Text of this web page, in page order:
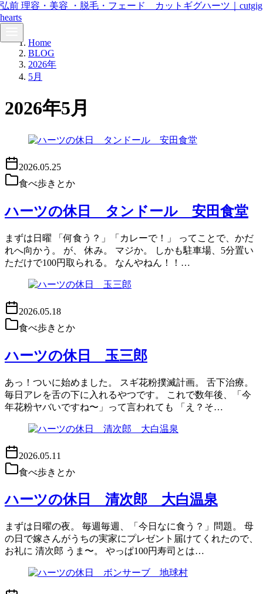
ン
移
弘前 理容・美容 ・脱毛・フェード カットギグハーツ｜cutgig
hearts
Home
BLOG
2026年
5月
2026年5月
2026.05.25
食べ歩きとか
ハーツの休日 タンドール 安田食堂
まずは日曜 「何食う？」「カレーで！」 ってことで、かだ
れへ向かう。 が、 休み。 マジか。 しかも駐車場、5分置い
ただけで100円取られる。 なんやねん！！…
2026.05.18
食べ歩きとか
ハーツの休日 玉三郎
あっ！ついに始めました。 スギ花粉撲滅計画。 舌下治療。
毎日アレを舌の下に入れるやつです。 これで数年後、「今
年花粉ヤバいですね〜」って言われても 「え？そ…
2026.05.11
食べ歩きとか
ハーツの休日 清次郎 大白温泉
まずは日曜の夜。 毎週毎週、「今日なに食う？」問題。 母
の日で嫁さんがうちの実家にプレゼント届けてくれたので、
お礼に 清次郎 うま〜。 やっぱ100円寿司とは…